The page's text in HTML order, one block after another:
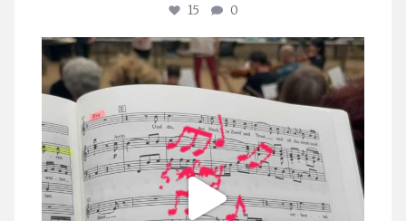
15 0
stuttgarter_oratorienchor
Juli 23